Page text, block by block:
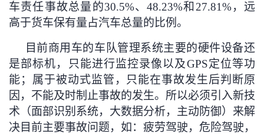
博
的
坛
我
圈
子
的
直
播
我
的
活
我
的
堂
我
的
课
程
我
的
认
我
的
我
我
技
术
支
的
云
声
车责任事故总量的30.5%、48.23%和27.81%，远
高于货车保有量占汽车总量的比例。
目前商用车的车队管理系统主要的硬件设备还
是部标机，只能进行监控录像以及GPS定位等功
能；属于被动式监管，只能在事故发生后判断原
因，不能及时制止事故的发生。所以必须引入新技
术（面部识别系统，大数据分析，主动防御）来解
决目前主要事故问题，如：疲劳驾驶，危险驾驶，